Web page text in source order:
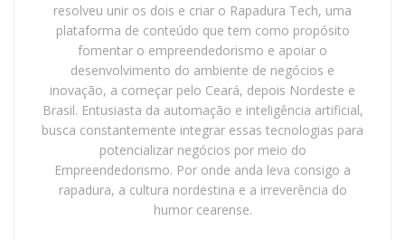
resolveu unir os dois e criar o Rapadura Tech, uma
plataforma de conteúdo que tem como propósito
fomentar o empreendedorismo e apoiar o
desenvolvimento do ambiente de negócios e
inovação, a começar pelo Ceará, depois Nordeste e
Brasil. Entusiasta da automação e inteligência artificial,
busca constantemente integrar essas tecnologias para
potencializar negócios por meio do
Empreendedorismo. Por onde anda leva consigo a
rapadura, a cultura nordestina e a irreverência do
humor cearense.